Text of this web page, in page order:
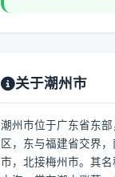
关于潮州市
潮州市位于广东省东
区，东与福建省交界
市，北接梅州市。其